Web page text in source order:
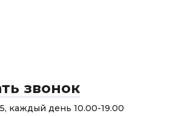
звонок
каждый день 10.00-19.00